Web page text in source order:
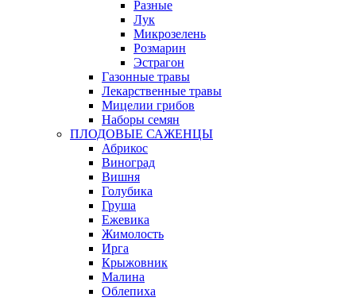
Разные
Лук
Микрозелень
Розмарин
Эстрагон
Газонные травы
Лекарственные травы
Мицелии грибов
Наборы семян
ПЛОДОВЫЕ САЖЕНЦЫ
Абрикос
Виноград
Вишня
Голубика
Груша
Ежевика
Жимолость
Ирга
Крыжовник
Малина
Облепиха